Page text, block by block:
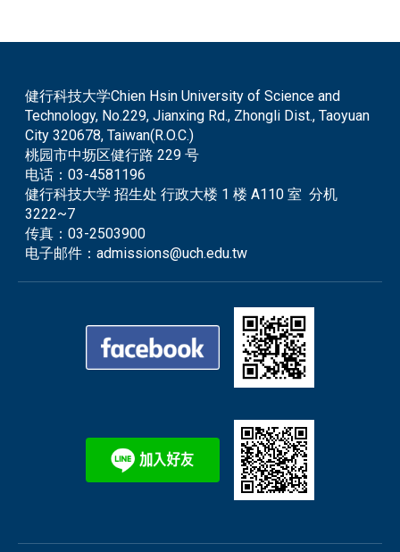
健行科技大学Chien Hsin University of Science and
Technology, No.229, Jianxing Rd., Zhongli Dist., Taoyuan
City 320678, Taiwan(R.O.C.)
桃园市中坜区健行路 229 号
电话：03-4581196
健行科技大学 招生处 行政大楼 1 楼 A110 室 分机
3222~7
传真：03-2503900
电子邮件：admissions@uch.edu.tw